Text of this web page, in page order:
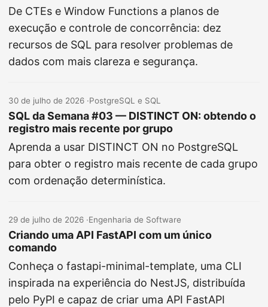
De CTEs e Window Functions a planos de
execução e controle de concorrência: dez
recursos de SQL para resolver problemas de
dados com mais clareza e segurança.
30 de julho de 2026 ·PostgreSQL e SQL
SQL da Semana #03 — DISTINCT ON: obtendo o
registro mais recente por grupo
Aprenda a usar DISTINCT ON no PostgreSQL
para obter o registro mais recente de cada grupo
com ordenação determinística.
29 de julho de 2026 ·Engenharia de Software
Criando uma API FastAPI com um único
comando
Conheça o fastapi-minimal-template, uma CLI
inspirada na experiência do NestJS, distribuída
pelo PyPI e capaz de criar uma API FastAPI